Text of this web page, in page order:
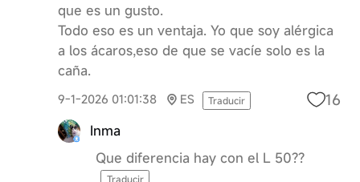
que es un gusto.
Todo eso es un ventaja. Yo que soy alérgica
a los ácaros,eso de que se vacíe solo es la
caña.
9-1-2026 01:01:38 ES Traducir 16
Inma
Que diferencia hay con el L 50??
Traducir